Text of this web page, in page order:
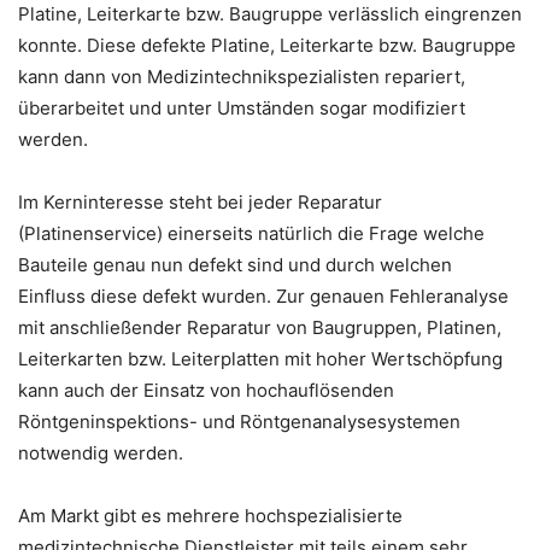
Platine, Leiterkarte bzw. Baugruppe verlässlich eingrenzen
konnte. Diese defekte Platine, Leiterkarte bzw. Baugruppe
kann dann von Medizintechnikspezialisten repariert,
überarbeitet und unter Umständen sogar modifiziert
werden.
Im Kerninteresse steht bei jeder Reparatur
(Platinenservice) einerseits natürlich die Frage welche
Bauteile genau nun defekt sind und durch welchen
Einfluss diese defekt wurden. Zur genauen Fehleranalyse
mit anschließender Reparatur von Baugruppen, Platinen,
Leiterkarten bzw. Leiterplatten mit hoher Wertschöpfung
kann auch der Einsatz von hochauflösenden
Röntgeninspektions- und Röntgenanalysesystemen
notwendig werden.
Am Markt gibt es mehrere hochspezialisierte